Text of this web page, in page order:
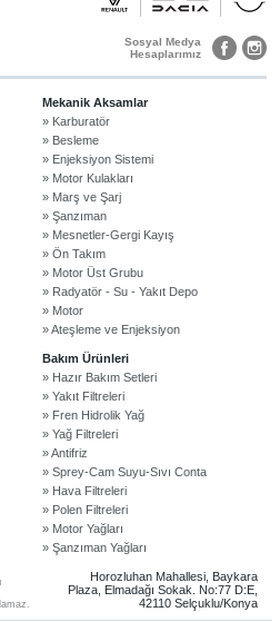
©2024 Courpar Otomotiv & Yedek Parça
Sosyal Medya
Hesaplarımız
Horozluhan Mahallesi, Baykara
Plaza, Elmadağı Sokak. No:77 D:E,
42110 Selçuklu/Konya
Mekanik Aksamlar
» Karburatör
» Besleme
» Enjeksiyon Sistemi
» Motor Kulakları
» Marş ve Şarj
» Şanzıman
» Mesnetler-Gergi Kayış
» Ön Takım
» Motor Üst Grubu
» Radyatör - Su - Yakıt Depo
» Motor
» Ateşleme ve Enjeksiyon
Bakım Ürünleri
» Hazır Bakım Setleri
» Yakıt Filtreleri
» Fren Hidrolik Yağ
» Yağ Filtreleri
» Antifriz
» Sprey-Cam Suyu-Sıvı Conta
» Hava Filtreleri
» Polen Filtreleri
» Motor Yağları
» Şanzıman Yağları